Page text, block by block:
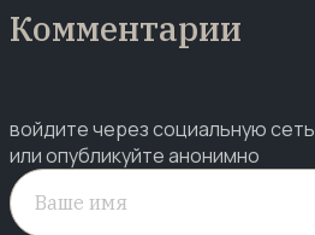
Комментарии
войдите через социальную сеть
или опубликуйте анонимно